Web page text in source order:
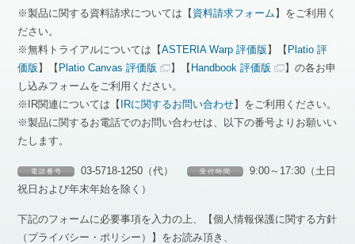
※製品に関する資料請求については【 資料請求フォーム 】をご利用く
ださい。
※無料トライアルについては【ASTERIA Warp 評価版 】【 Platio 評
価版 】【 Platio Canvas 評価版 】【 Handbook 評価版
】の各お申
し込みフォームをご利用ください。
※IR関連については【 IRに関するお問い合わせ】をご利用ください。
※製品に関するお電話でのお問い合わせは、以下の番号よりお願いい
たします。
電 話 番 号 03-5718-1250（代） 受 付 時 間
9:00～17:30（土日
祝日および年末年始を除く）
下記のフォームに必要事項を入力の上、【個人情報保護に関する方針
（プライバシー・ポリシー）】をお読み頂き、